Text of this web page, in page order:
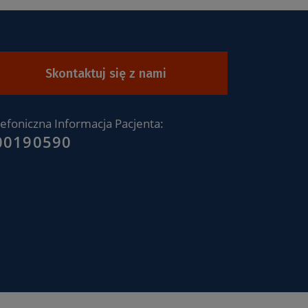
Skontaktuj się z nami
Informacja Pacjenta: